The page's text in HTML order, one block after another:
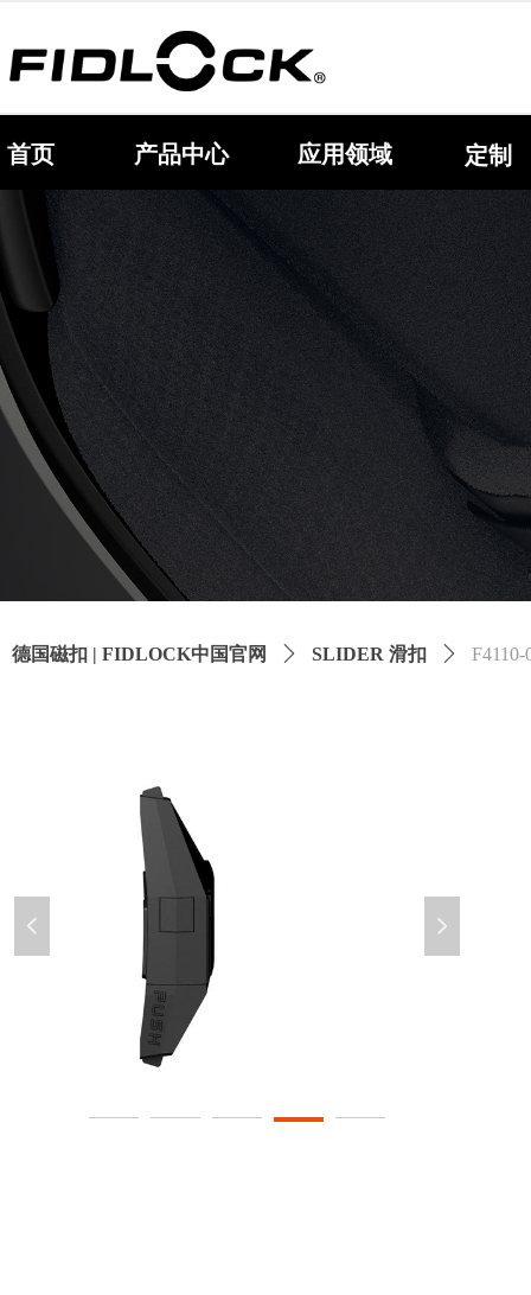
首页 产品中心 定制
应用领域
德国磁扣 | FIDLOCK中国官网 ꄲ SLIDER 滑扣 ꄲ
넳 넲